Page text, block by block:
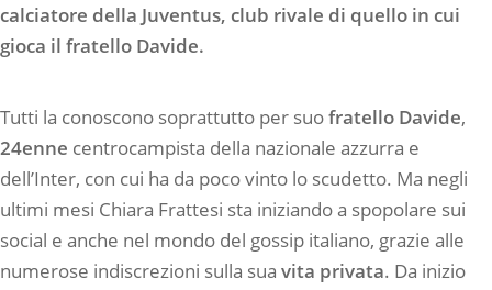
calciatore della Juventus, club rivale di quello in cui
gioca il fratello Davide.
Tutti la conoscono soprattutto per suofratello Davide,
24enne centrocampista della nazionale azzurra e
dell’Inter, con cui ha da poco vinto lo scudetto. Ma negli
ultimi mesi Chiara Frattesi sta iniziando a spopolare sui
social e anche nel mondo del gossip italiano, grazie alle
numerose indiscrezioni sulla sua vita privata. Da inizio